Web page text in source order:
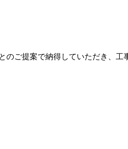
のご提案で納得していただき、工